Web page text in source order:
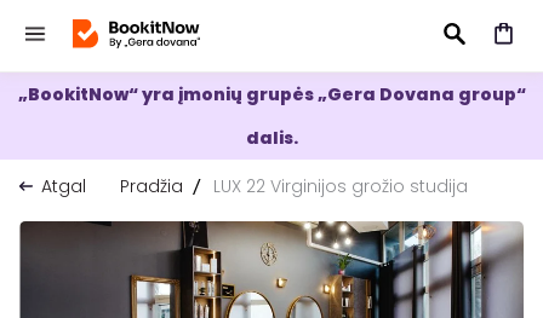
IEŠKOTI
„BookitNow“ yra įmonių grupės „Gera Dovana group“
dalis.
Atgal
Pradžia LUX 22 Virginijos grožio studija